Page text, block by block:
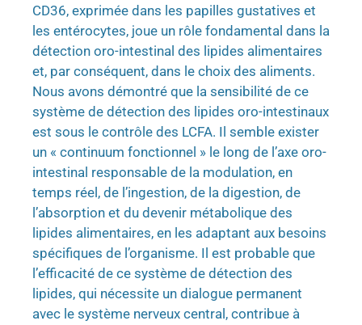
CD36, exprimée dans les papilles gustatives et
les entérocytes, joue un rôle fondamental dans la
détection oro-intestinal des lipides alimentaires
et, par conséquent, dans le choix des aliments.
Nous avons démontré que la sensibilité de ce
système de détection des lipides oro-intestinaux
est sous le contrôle des LCFA. Il semble exister
un « continuum fonctionnel » le long de l’axe oro-
intestinal responsable de la modulation, en
temps réel, de l’ingestion, de la digestion, de
l’absorption et du devenir métabolique des
lipides alimentaires, en les adaptant aux besoins
spécifiques de l’organisme. Il est probable que
l’efficacité de ce système de détection des
lipides, qui nécessite un dialogue permanent
avec le système nerveux central, contribue à